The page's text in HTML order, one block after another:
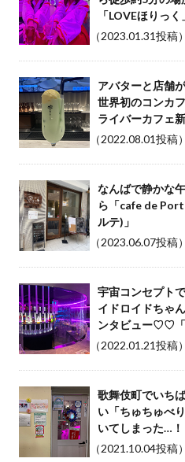
「LOVEほりっく
（2023.01.31投稿）
アバターと店舗
世界初のコンカ
ライバーカフェ
（2022.08.01投稿）
なんばで静かな
ら「cafe de
ルテ)」
（2023.06.07投稿）
宇宙コンセプト
イドロイドちゃ
ンタビュー♡♡「
（2022.01.21投稿）
歌舞伎町でいち
い「ちゅちゅべ
いてしまった…！
（2021.10.04投稿）